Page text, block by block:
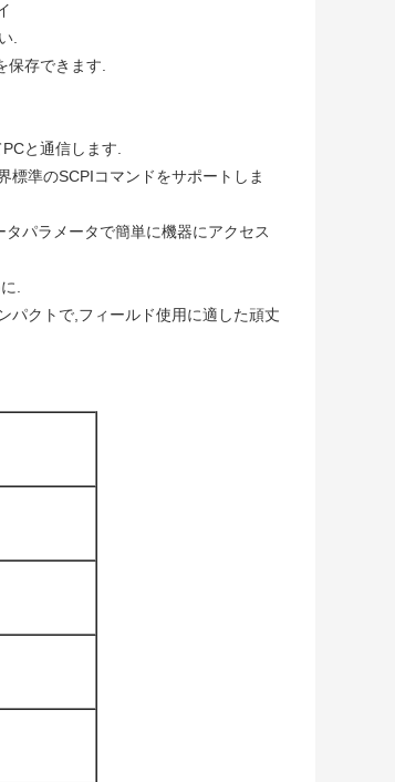
.
保存できます.
と通信します.
標準のSCPIコマンドをサポートしま
パラメータで簡単に機器にアクセス
.
パクトで,フィールド使用に適した頑丈